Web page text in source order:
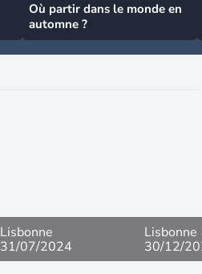
Où partir dans le monde en
automne ?
Lisbonne
31/07/2024
Lisbonne
30/12/